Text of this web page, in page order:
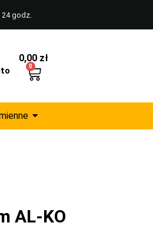
24 godz.
0,00 zł
0
AL-KO